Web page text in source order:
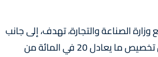
الصناعة والتجارة، تهدف، إلى جانب
ربط الزبناء بآخر الصيحات العالمية، إلى تعزيز الإنتاج المحلي من خلال تخصيص ما يعادل 20 في المائة من